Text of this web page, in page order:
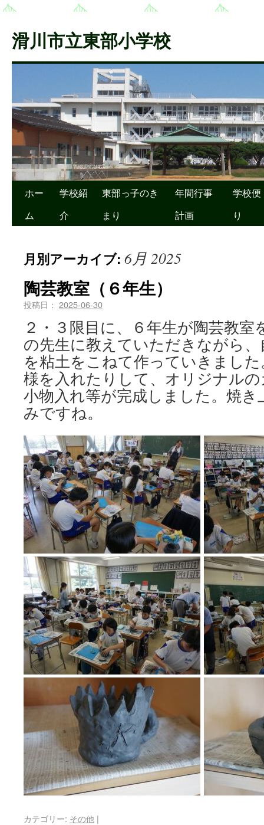
滑川市立東部小学校
ホー
ム
学校紹
介
東部っ子のき
まり
年間行事
計画
学校便
り
月別アーカイブ: 6月 2025
陶芸教室（６年生）
投稿日： 2025-06-30
２・３限目に、６年生が陶芸教
の先生に教えていただきながら
を粘土をこねて作っていきまし
様を入れたりして、オリジナル
小物入れ等が完成しました。焼
みですね。
カテゴリー: その他 |